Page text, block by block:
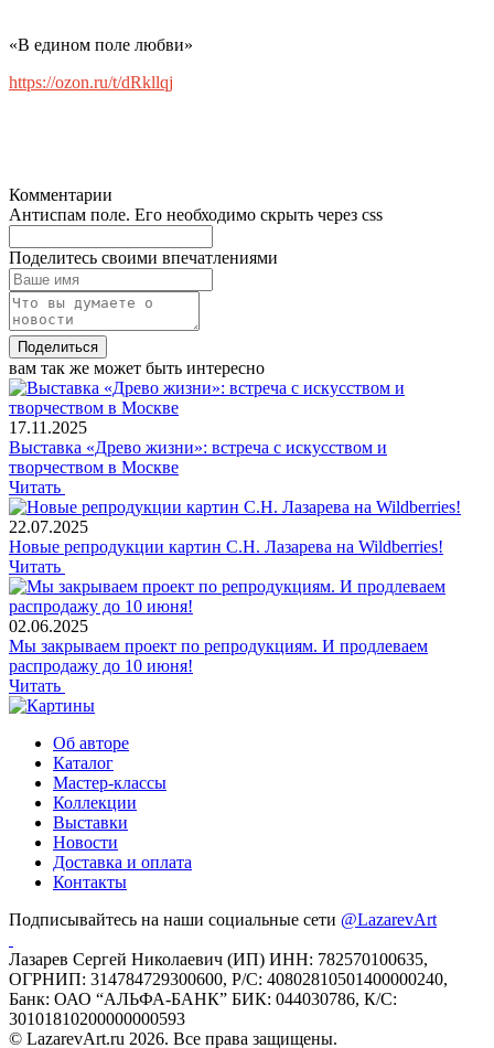
«В едином поле любви»
https://ozon.ru/t/dRkllqj
Комментарии
Антиспам поле. Его необходимо скрыть через css
Поделитесь своими впечатлениями
Поделиться
вам так же может быть интересно
17.11.2025
Выставка «Древо жизни»: встреча с искусством и
творчеством в Москве
Читать
22.07.2025
Новые репродукции картин С.Н. Лазарева на Wildberries!
Читать
02.06.2025
Мы закрываем проект по репродукциям. И продлеваем
распродажу до 10 июня!
Читать
Об авторе
Каталог
Мастер-классы
Коллекции
Выставки
Новости
Доставка и оплата
Контакты
Подписывайтесь на наши социальные сети @LazarevArt
Лазарев Сергей Николаевич (ИП) ИНН: 782570100635,
ОГРНИП: 314784729300600, Р/С: 40802810501400000240,
Банк: ОАО “АЛЬФА-БАНК” БИК: 044030786, К/С:
30101810200000000593
© LazarevArt.ru 2026. Все права защищены.